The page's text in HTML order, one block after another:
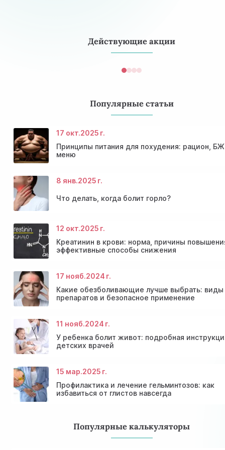
Действующие акции
Скидки и акции на массаж в Киеве
Консультация эндокринолога и диагностика
щитовидной железы
Диагностика щитовидной железы
Акция: 20% скидки на консультации врачей!
Популярные статьи
17 окт.2025 г.
Принципы питания для похудения: рацион,
меню
8 янв.2025 г.
Что делать, когда болит горло?
12 окт.2025 г.
Креатинин в крови: норма, причины
эффективные способы снижения
17 нояб.2024 г.
Какие обезболивающие лучше выбрать: виды
препаратов и безопасное применение
11 нояб.2024 г.
У ребенка болит живот: подробная
детских врачей
15 мар.2025 г.
Профилактика и лечение гельминтозов: как
избавиться от глистов навсегда
Популярные калькуляторы